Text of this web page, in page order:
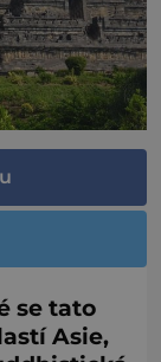
se tato
Asie,